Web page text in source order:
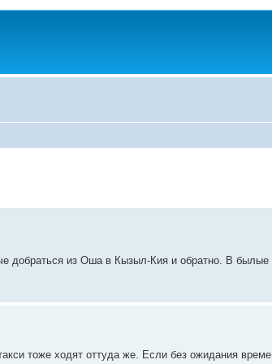
добраться из Оша в Кызыл-Кия и обратно. В былые
тоже ходят оттуда же. Если без ожидания